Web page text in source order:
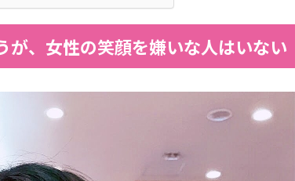
が、女性の笑顔を嫌いな人はいない